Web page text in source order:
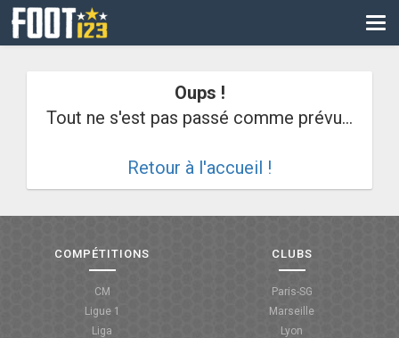
CM
Oups !
Tout ne s'est pas passé comme prévu...
Retour à l'accueil !
COMPÉTITIONS
CM
Ligue 1
Liga
CLUBS
Paris-SG
Marseille
Lyon